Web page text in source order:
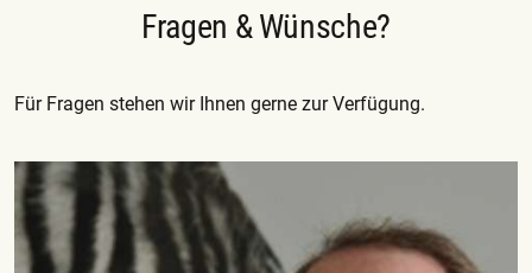
Fragen & Wünsche?
Für Fragen stehen wir Ihnen gerne zur Verfügung.